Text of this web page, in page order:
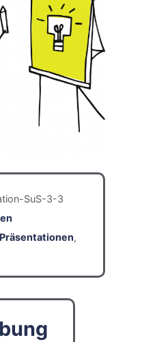
SuS-3-3
Präsentationen,